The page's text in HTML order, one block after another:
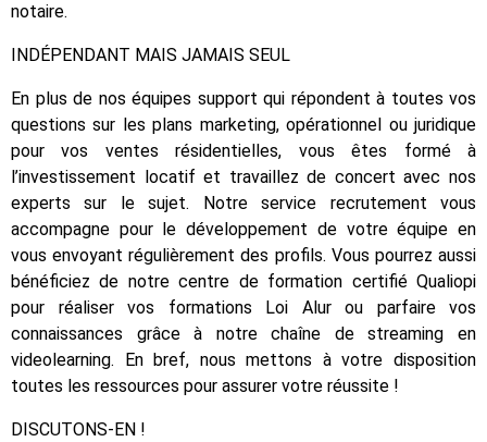
notaire.
INDÉPENDANT MAIS JAMAIS SEUL
En plus de nos équipes support qui répondent à toutes vos
questions sur les plans marketing, opérationnel ou juridique
pour vos ventes résidentielles, vous êtes formé à
l’investissement locatif et travaillez de concert avec nos
experts sur le sujet. Notre service recrutement vous
accompagne pour le développement de votre équipe en
vous envoyant régulièrement des profils. Vous pourrez aussi
bénéficiez de notre centre de formation certifié Qualiopi
pour réaliser vos formations Loi Alur ou parfaire vos
connaissances grâce à notre chaîne de streaming en
videolearning. En bref, nous mettons à votre disposition
toutes les ressources pour assurer votre réussite !
DISCUTONS-EN !